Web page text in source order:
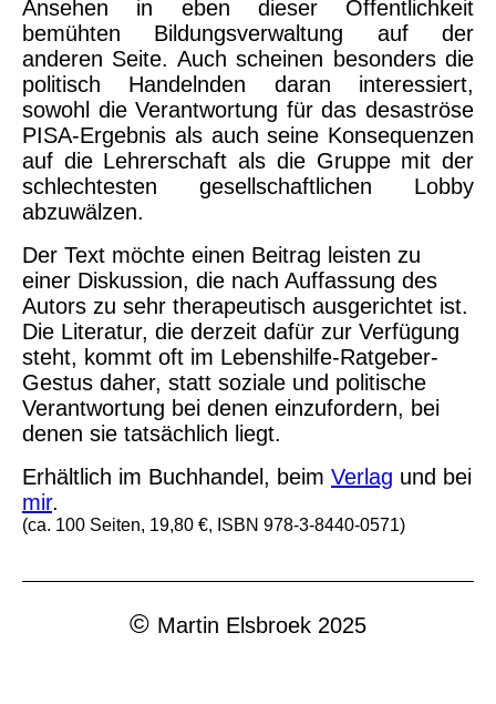
Ansehen in eben dieser Öffentlichkeit
bemühten Bildungsverwaltung auf der
anderen Seite. Auch scheinen besonders die
politisch Handelnden daran interessiert,
sowohl die Verantwortung für das desaströse
PISA-Ergebnis als auch seine Konsequenzen
auf die Lehrerschaft als die Gruppe mit der
schlechtesten gesellschaftlichen Lobby
abzuwälzen.
Der Text möchte einen Beitrag leisten zu
einer Diskussion, die nach Auffassung des
Autors zu sehr therapeutisch ausgerichtet ist.
Die Literatur, die derzeit dafür zur Verfügung
steht, kommt oft im Lebenshilfe-Ratgeber-
Gestus daher, statt soziale und politische
Verantwortung bei denen einzufordern, bei
denen sie tatsächlich liegt.
Erhältlich im Buchhandel , beim Verlag und bei
mir.
(ca. 100 Seiten, 19,80 €, ISBN 978-3-8440-0571)
© Martin Elsbroek 2025